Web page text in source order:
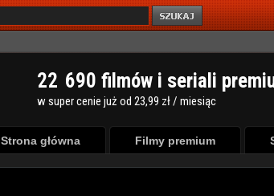
22 690 filmów i seriali
w super cenie już od 23,99 zł / miesiąc
Strona główna Filmy premium